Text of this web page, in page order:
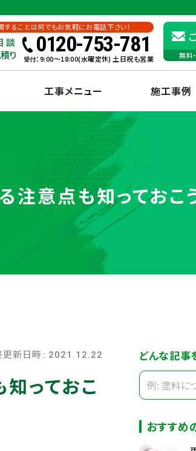
することは何でもお気軽にお電話下さい！
談
り
0120-753-781
受付：9:00〜18:00(水曜定休) 土日祝も営業 無料
工事メニュー 施工事例
注意点も知っておこ
更新日時 : 2021.12.22
っておこ
どんな記事
おすすめ